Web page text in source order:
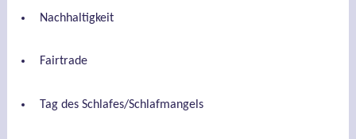
Nachhaltigkeit
Fairtrade
Tag des Schlafes/Schlafmangels